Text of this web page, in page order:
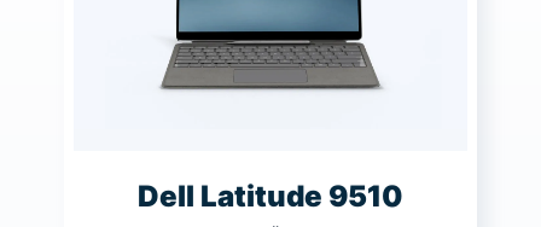
Dell Latitude 9510